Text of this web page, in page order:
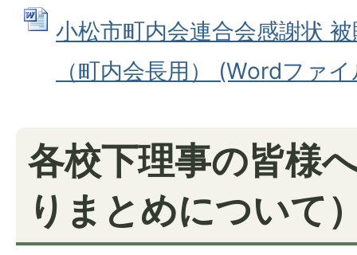
小松市町内会連合会感謝状
（町内会長用） (Wordファ
各校下理事の皆様
りまとめについて